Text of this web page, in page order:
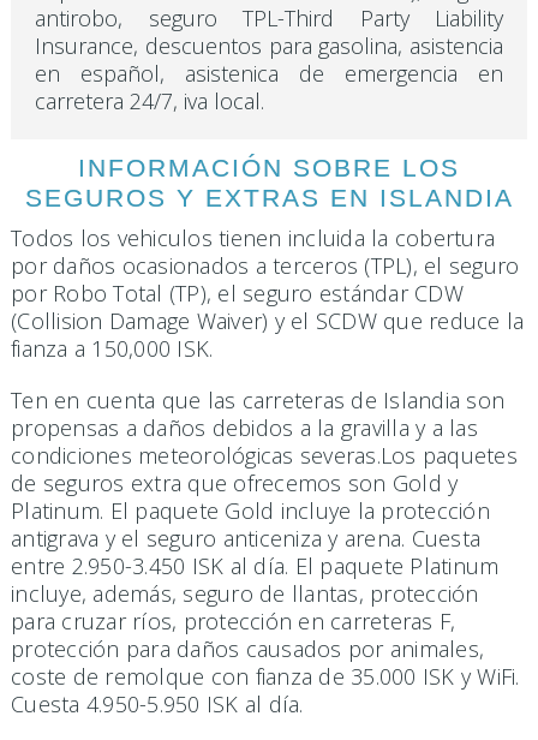
antirobo, seguro TPL-Third Party Liability
Insurance, descuentos para gasolina, asistencia
en español, asistenica de emergencia en
carretera 24/7, iva local.
INFORMACIÓN SOBRE LOS
SEGUROS Y EXTRAS EN ISLANDIA
Todos los vehiculos tienen incluida la cobertura
por daños ocasionados a terceros (TPL), el seguro
por Robo Total (TP), el seguro estándar CDW
(Collision Damage Waiver) y el SCDW que reduce la
fianza a 150,000 ISK.
Ten en cuenta que las carreteras de Islandia son
propensas a daños debidos a la gravilla y a las
condiciones meteorológicas severas.Los paquetes
de seguros extra que ofrecemos son Gold y
Platinum. El paquete Gold incluye la protección
antigrava y el seguro anticeniza y arena. Cuesta
entre 2.950-3.450 ISK al día. El paquete Platinum
incluye, además, seguro de llantas, protección
para cruzar ríos, protección en carreteras F,
protección para daños causados por animales,
coste de remolque con fianza de 35.000 ISK y WiFi.
Cuesta 4.950-5.950 ISK al día.